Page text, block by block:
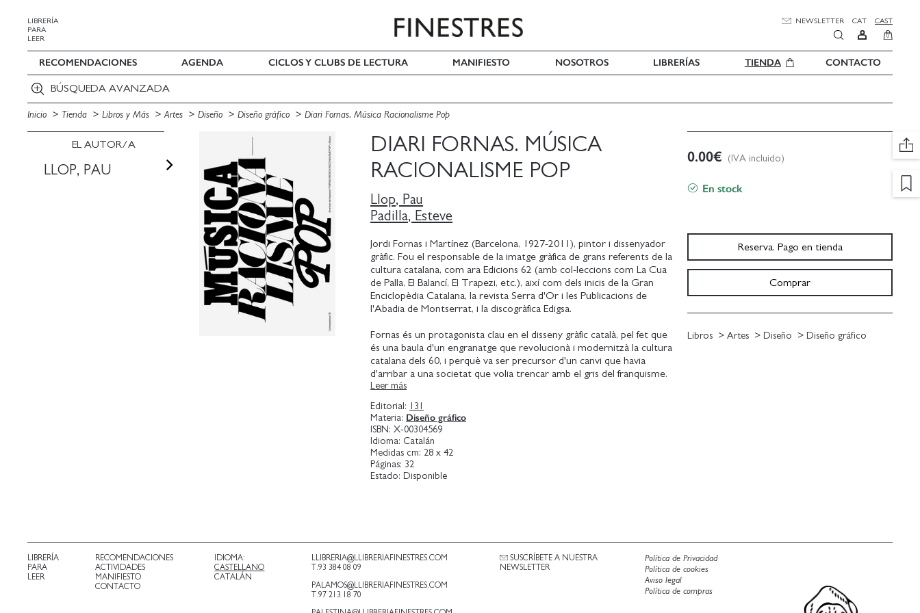
LIBRERÍA
PARA
LEER
NEWSLETTER CAT CAST
0
RECOMENDACIONES AGENDA CICLOS Y CLUBS DE LECTURA MANIFIESTO NOSOTROS LIBRERÍAS TIENDA CONTACTO
BÚSQUEDA AVANZADA
Inicio Tienda Libros y Más Artes Diseño Diseño gráfico Diari Fornas. Música Racionalisme Pop
EL AUTOR/A
LLOP, PAU
DIARI FORNAS. MÚSICA
RACIONALISME POP
Llop, Pau
Padilla, Esteve
Jordi Fornas i Martínez (Barcelona, 1927-2011), pintor i dissenyador
gràfic. Fou el responsable de la imatge gràfica de grans referents de la
cultura catalana, com ara Edicions 62 (amb col-leccions com La Cua
de Palla, El Balancí, El Trapezi, etc.), així com dels inicis de la Gran
Enciclopèdia Catalana, la revista Serra d'Or i les Publicacions de
l'Abadia de Montserrat, i la discogràfica Edigsa.
Fornas és un protagonista clau en el disseny gràfic català, pel fet que
és una baula d'un engranatge que revolucionà i modernitzà la cultura
catalana dels 60, i perquè va ser precursor d'un canvi que havia
d'arribar a una societat que volia trencar amb el gris del franquisme.
Formà part d'un moment històric i va construir, des del disseny
Leer más
Editorial: 131
Materia: Diseño gráfico
ISBN:X-00304569
Idioma: Catalán
Medidas cm: 28 x 42
Páginas: 32
Estado: Disponible
0.00€ (IVA incluido)
En stock
Reserva. Pago en tienda
Comprar
Libros Artes Diseño Diseño gráfico
LIBRERÍA
PARA
LEER
RECOMENDACIONES
ACTIVIDADES
MANIFIESTO
CONTACTO
IDIOMA:
CASTELLANO
CATALÁN
LLIBRERIA@LLIBRERIAFINESTRES.COM
T.93 384 08 09
PALAMOS@LLIBRERIAFINESTRES.COM
T.97 213 18 70
SUSCRÍBETE A NUESTRA
NEWSLETTER
Política de Privacidad
Política de cookies
Aviso legal
Política de compras